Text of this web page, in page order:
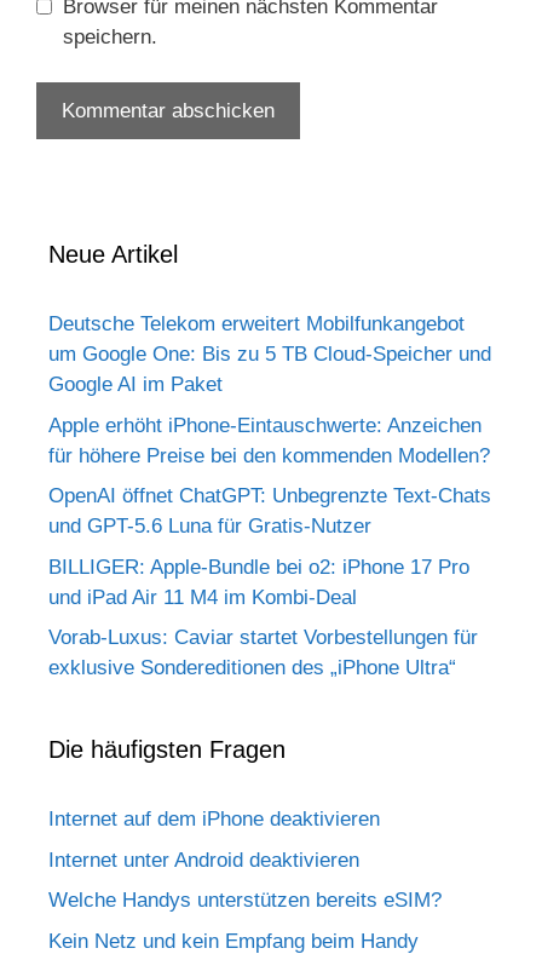
Browser für meinen nächsten Kommentar
speichern.
Neue Artikel
Deutsche Telekom erweitert Mobilfunkangebot
um Google One: Bis zu 5 TB Cloud-Speicher und
Google AI im Paket
Apple erhöht iPhone-Eintauschwerte: Anzeichen
für höhere Preise bei den kommenden Modellen?
OpenAI öffnet ChatGPT: Unbegrenzte Text-Chats
und GPT-5.6 Luna für Gratis-Nutzer
BILLIGER: Apple-Bundle bei o2: iPhone 17 Pro
und iPad Air 11 M4 im Kombi-Deal
Vorab-Luxus: Caviar startet Vorbestellungen für
exklusive Sondereditionen des „iPhone Ultra“
Die häufigsten Fragen
Internet auf dem iPhone deaktivieren
Internet unter Android deaktivieren
Welche Handys unterstützen bereits eSIM?
Kein Netz und kein Empfang beim Handy